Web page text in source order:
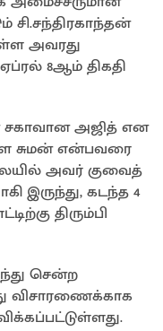
அவரது
8ஆம் திகதி
அஜித் என
சுமன் என்பவரை
அவர் குவைத்
இருந்து, கடந்த 4
திரும்பி
சென்ற
விசாரணைக்காக